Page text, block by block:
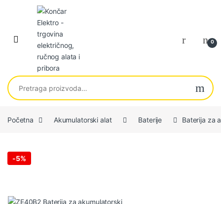
Skip to navigation
Skip to content
0
Pretraga za:
Početna Akumulatorski alat Baterije Baterija za
-5%